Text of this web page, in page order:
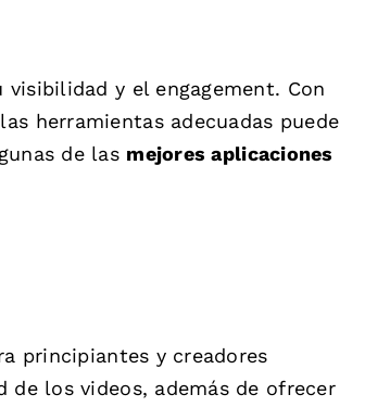
y el engagement. Con
herramientas adecuadas puede
de las mejores aplicaciones
principiantes y creadores
los videos, además de ofrecer